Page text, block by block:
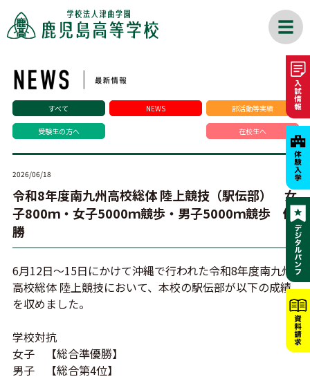
すべて NEWS 部活動等実績
受験生の方へ 在校生へ
2026/06/18
令和8年度南九州高校総体 陸上競技（駅伝部） 女
子800ｍ・女子5000ｍ競歩・男子5000ｍ競歩 優
勝
6月12日～15日にかけて沖縄で行われた令和8年度南九州
高校総体 陸上競技において、本校の駅伝部が以下の成績
を収めました。
学校対抗
女子 【総合準優勝】
男子 【総合第4位】